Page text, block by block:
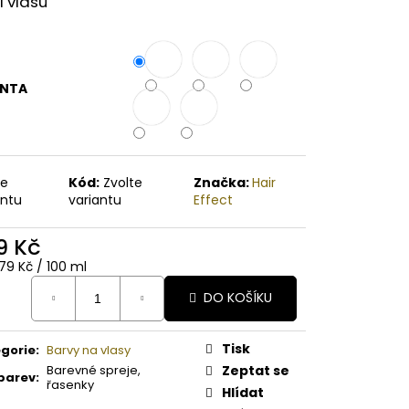
Kód: Zvolte
variantu
Značka:Hair
Effect
Kč
Kč / 100 ml
DO KOŠÍKU
: Barvy na vlasy
: Barevné spreje,
řasenky
Tisk
Zeptat se
Hlídat
PAPAYA ORGANICKÉ